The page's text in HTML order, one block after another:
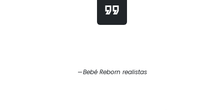
format_quote
Bebé Reborn realistas